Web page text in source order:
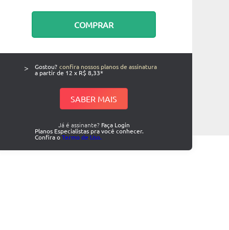
COMPRAR
> Gostou? confira nossos planos de assinatura
a partir de 12 x R$ 8,33*
SABER MAIS
Já é assinante? Faça Login
Planos Especialistas pra você conhecer.
Confira oTermo de Uso.